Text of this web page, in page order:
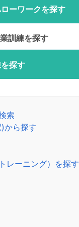
ーワークを探す
訓練を探す
探す
索
から探す
レーニング）を探す